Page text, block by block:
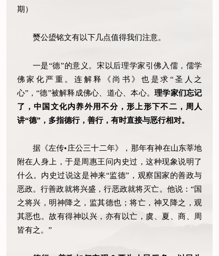
期）
燹公盨铭文有以下几点值得我们注意。
一是“德”的意义。宋以后理学家引佛入儒，儒学
佛家化严重。连解释《尚书》也是求“圣人之
心”，“德”被解释成佛心、道心、本心。理学家们忘记
了，中国文化内养外用不分，形上形下不二，周人
讲“德”，多指德行，善行，有时直接与恶行相对。
据《左传•庄公三十二年》，那年有神在山东莘地
附在人身上，于是周惠王问内史过，这种现象说明了
什么。内史过说这是神来“监德”，观察国家的善政与
恶政。行善政就将兴盛，行恶政就将灭亡。他说：“国
之将兴，明神降之，监其德也；将亡，神又降之，观
其恶也。故有得神以兴，亦有以亡，虞、夏、商、周
皆有之。”